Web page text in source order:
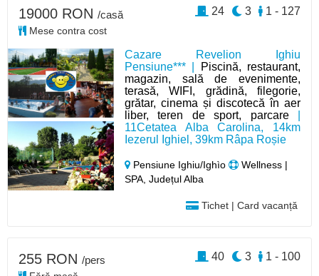
Cazare Revelion Ighiu
Pensiune*** |
Piscină, restaurant,
magazin, sală de evenimente,
terasă, WIFI, grădină, filegorie,
grătar, cinema și discotecă în aer
liber, teren de sport, parcare|
11Cetatea Alba Carolina, 14km
Iezerul Ighiel, 39km Râpa Roșie
Pensiune Ighiu/Ighìo
Wellness |
SPA, Județul Alba
Tichet | Card vacanță
19000 RON /casă
Mese contra cost
1 - 127
3
24
255 RON /pers 1 - 100
3
40